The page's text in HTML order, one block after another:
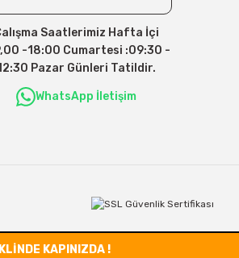
Saatlerimiz Hafta İçi
-18:00 Cumartesi :09:30 -
Pazar Günleri Tatildir.
WhatsApp İletişim
KAPINIZDA !